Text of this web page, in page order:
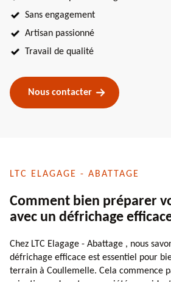
Sans engagement
Artisan passionné
Travail de qualité
Nous contacter
LTC ELAGAGE - ABATTAGE
Comment bien préparer
avec un défrichage
Chez LTC Elagage - Abattage , nous
défrichage efficace est essentiel pour
terrain à Coullemelle. Cela commence